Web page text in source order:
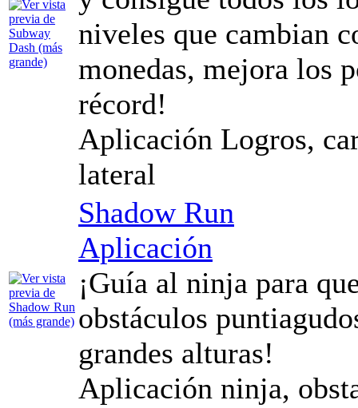
niveles que cambian
monedas, mejora los
récord!
Aplicación Logros,
lateral
Shadow Run
Aplicación
¡Guía al ninja para
obstáculos
grandes alturas!
Aplicación ninja,